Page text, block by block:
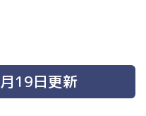
19日更新